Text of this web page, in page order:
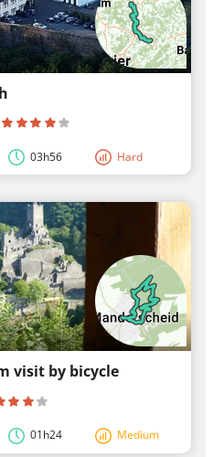
03h56 Hard
visit by bicycle
01h24 Medium